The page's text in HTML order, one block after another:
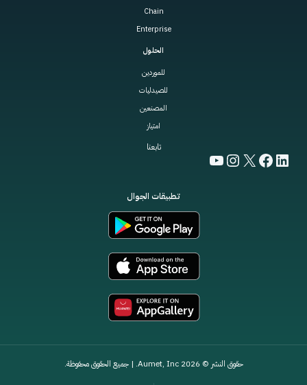
Chain
Enterprise
الحلول
للموردين
للصيدليات
المصنعين
امتياز
تابعنا
LinkedIn
Facebook
X
Instagram
YouTube
تطبيقات الجوال
حقوق النشر © 2026 Aumet, Inc. | جميع الحقوق محفوظة.